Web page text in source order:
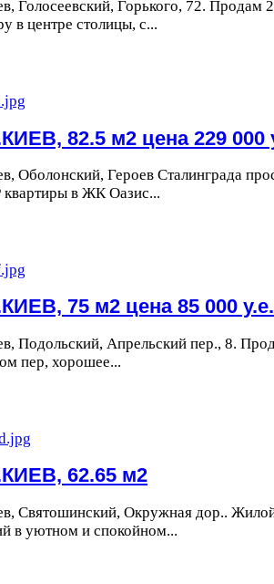
Голосеевский, Горького, 72. Продам
в центре столицы, с...
82.5 м2 цена 229 000
Оболонский, Героев Сталинграда
в ЖК Оазис...
75 м2 цена 85 000 у.е.
Подольский, Апрельский пер., 8.
пер, хорошее...
62.65 м2
Святошинский, Окружная дор..
в уютном и спокойном...